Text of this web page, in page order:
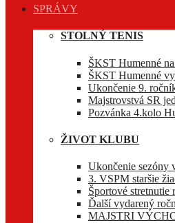
SPRÁVY
STOLNÝ TENIS
ŠKST Humenné
ŠKST Humenné
Ukončenie 9.
Majstrovstvá SR
Pozvánka 4.kolo
ŽIVOT KLUBU
Ukončenie sezóny
3. VSPM staršie
Športové stretnutie
Ďalší vydarený
MAJSTRI